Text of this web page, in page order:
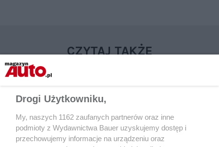
CZYTAJ TAKŻE
Drogi Użytkowniku,
My, naszych 1162 zaufanych partnerów oraz inne
podmioty z Wydawnictwa Bauer uzyskujemy dostęp i
przechowujemy informacje na urządzeniu oraz